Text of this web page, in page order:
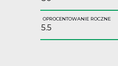
OPROCENTOWANIE ROCZNE